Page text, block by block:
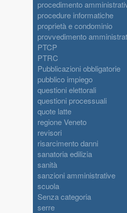
procedimento
procedure informatiche
proprietà e condominio
provvedimento
PTCP
PTRC
Pubblicazioni obbligatorie
pubblico impiego
questioni elettorali
questioni processuali
quote latte
regione Veneto
revisori
risarcimento danni
sanatoria edilizia
sanità
sanzioni amministrative
scuola
Senza categoria
serre